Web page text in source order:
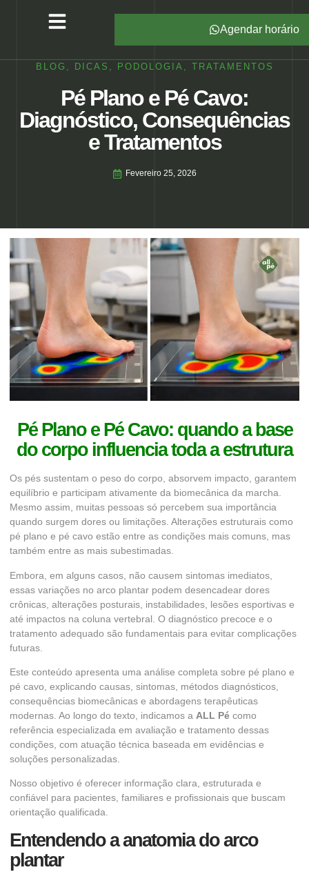
Agendar horário
BLOG , DICAS , PODOLOGIA , TRATAMENTOS
Pé Plano e Pé Cavo:
Diagnóstico, Consequências
e Tratamentos
Fevereiro 25, 2026
Pé Plano e Pé Cavo: quando a base
do corpo influencia toda a estrutura
Os pés sustentam o peso do corpo, absorvem impacto, garantem
equilíbrio e participam ativamente da biomecânica da marcha.
Mesmo assim, muitas pessoas só percebem sua importância
quando surgem dores ou limitações. Alterações estruturais como
pé plano e pé cavo estão entre as condições mais comuns, mas
também entre as mais subestimadas.
Embora, em alguns casos, não causem sintomas imediatos,
essas variações no arco plantar podem desencadear dores
crônicas, alterações posturais, instabilidades, lesões esportivas e
até impactos na coluna vertebral. O diagnóstico precoce e o
tratamento adequado são fundamentais para evitar complicações
futuras.
Este conteúdo apresenta uma análise completa sobre pé plano e
pé cavo, explicando causas, sintomas, métodos diagnósticos,
consequências biomecânicas e abordagens terapêuticas
modernas. Ao longo do texto, indicamos a ALL Pé como
referência especializada em avaliação e tratamento dessas
condições, com atuação técnica baseada em evidências e
soluções personalizadas.
Nosso objetivo é oferecer informação clara, estruturada e
confiável para pacientes, familiares e profissionais que buscam
orientação qualificada.
Entendendo a anatomia do arco
plantar